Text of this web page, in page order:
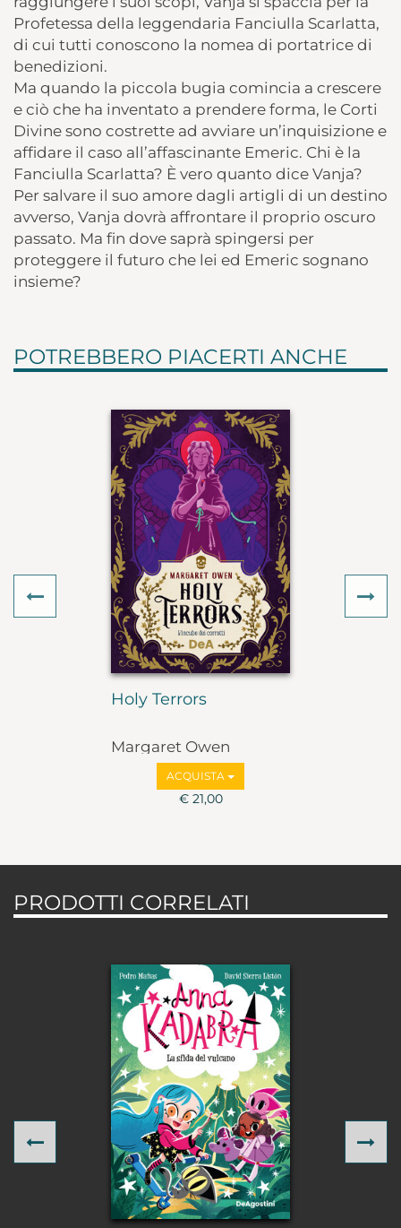
Profetessa della leggendaria Fanciulla Scarlatta,
di cui tutti conoscono la nomea di portatrice di
benedizioni.
Ma quando la piccola bugia comincia a crescere
e ciò che ha inventato a prendere forma, le Corti
Divine sono costrette ad avviare un’inquisizione e
affidare il caso all’affascinante Emeric. Chi è la
Fanciulla Scarlatta? È vero quanto dice Vanja?
Per salvare il suo amore dagli artigli di un destino
avverso, Vanja dovrà affrontare il proprio oscuro
passato. Ma fin dove saprà spingersi per
proteggere il futuro che lei ed Emeric sognano
insieme?
POTREBBERO PIACERTI ANCHE
Holy Terrors
Margaret Owen
ACQUISTA
€ 21,00
Previous
PRODOTTI CORRELATI
Previous